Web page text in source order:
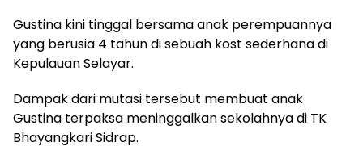
Gustina kini tinggal bersama anak perempuannya
yang berusia 4 tahun di sebuah kost sederhana di
Kepulauan Selayar.
Dampak dari mutasi tersebut membuat anak
Gustina terpaksa meninggalkan sekolahnya di TK
Bhayangkari Sidrap.